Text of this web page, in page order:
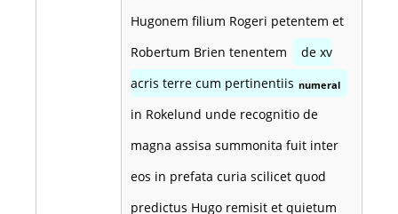
Hugonem filium Rogeri petentem et
Robertum Brien tenentem
de xv
acris terre cum pertinentiis numeral
in Rokelund unde recognitio de
magna assisa summonita fuit inter
eos in prefata curia scilicet quod
predictus Hugo remisit et quietum